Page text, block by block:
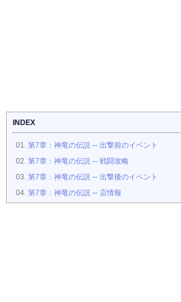
INDEX
第7章：神竜の伝説 ─ 出撃前のイベント
第7章：神竜の伝説 ─ 戦闘攻略
第7章：神竜の伝説 ─ 出撃後のイベント
第7章：神竜の伝説 ─ 店情報